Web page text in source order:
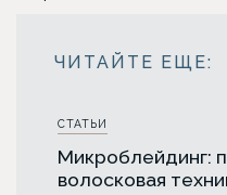
СТАТЬИ
Микроблейдинг:
волосковая